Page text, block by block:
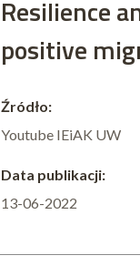
Resilience
positive
Źródło:
Youtube IEiAK UW
Data publikacji:
13-06-2022